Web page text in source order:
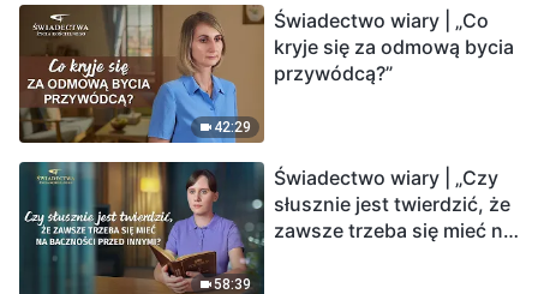
42:29
Świadectwo wiary | „Co
kryje się za odmową bycia
przywódcą?”
58:39
Świadectwo wiary | „Czy
słusznie jest twierdzić, że
zawsze trzeba się mieć na